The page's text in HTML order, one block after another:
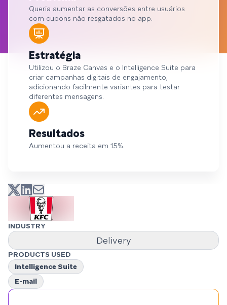
Queria aumentar as conversões entre usuários
com cupons não resgatados no app.
Estratégia
Utilizou o Braze Canvas e o Intelligence Suite para
criar campanhas digitais de engajamento,
adicionando facilmente variantes para testar
diferentes mensagens.
Resultados
Aumentou a receita em 15%.
INDUSTRY
Delivery
PRODUCTS USED
Intelligence Suite
E-mail